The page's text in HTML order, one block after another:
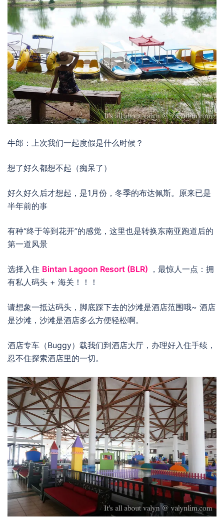
牛郎：上次我们一起度假是什么时候？
想了好久都想不起（痴呆了）
好久好久后才想起，是1月份，冬季的布达佩斯。原来已是
半年前的事
有种“终于等到花开”的感觉，这里也是转换东南亚跑道后的
第一道风景
选择入住 Bintan Lagoon Resort (BLR) ，最惊人一点：拥
有私人码头 + 海关！！！
请想象一抵达码头，脚底踩下去的沙滩是酒店范围哦~ 酒店
是沙滩，沙滩是酒店多么方便轻松啊。
酒店专车（Buggy）载我们到酒店大厅，办理好入住手续，
忍不住探索酒店里的一切。